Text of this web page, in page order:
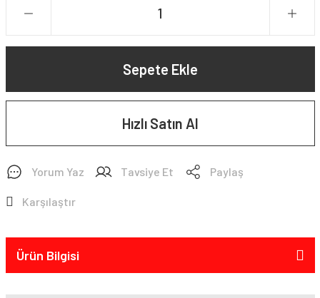
Sepete Ekle
Hızlı Satın Al
Yorum Yaz Tavsiye Et Paylaş
Karşılaştır
Ürün Bilgisi